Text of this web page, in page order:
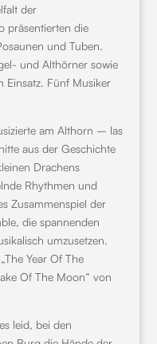
der
präsentierten die
und Tuben.
und Althörner sowie
Einsatz. Fünf Musiker
am Althorn – las
aus der Geschichte
Drachens
Rhythmen und
Zusammenspiel der
die spannenden
umzusetzen.
Year Of The
Of The Moon“ von
leid, bei den